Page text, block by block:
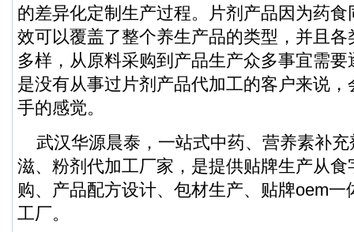
的差异化定制生产过程。片剂产品因为药
效可以覆盖了整个养生产品的类型，并且
多样，从原料采购到产品生产众多事宜需
是没有从事过片剂产品代加工的客户来说
手的感觉。
武汉华源晨泰，一站式中药、营养素补充
滋、粉剂代加工厂家，是提供贴牌生产从
购、产品配方设计、包材生产、贴牌oem一
工厂。